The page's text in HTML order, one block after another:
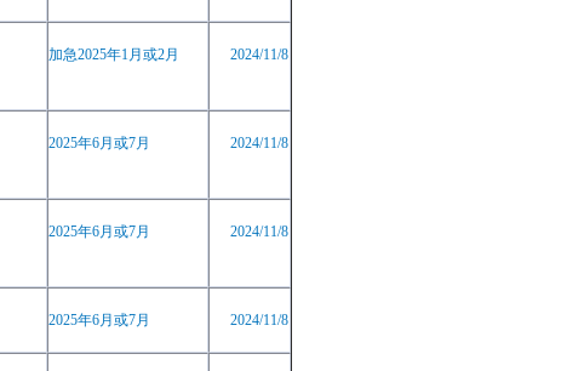
加急2025年1月或2月 2024/11/8
2025年6月或7月 2024/11/8
2025年6月或7月 2024/11/8
2025年6月或7月 2024/11/8